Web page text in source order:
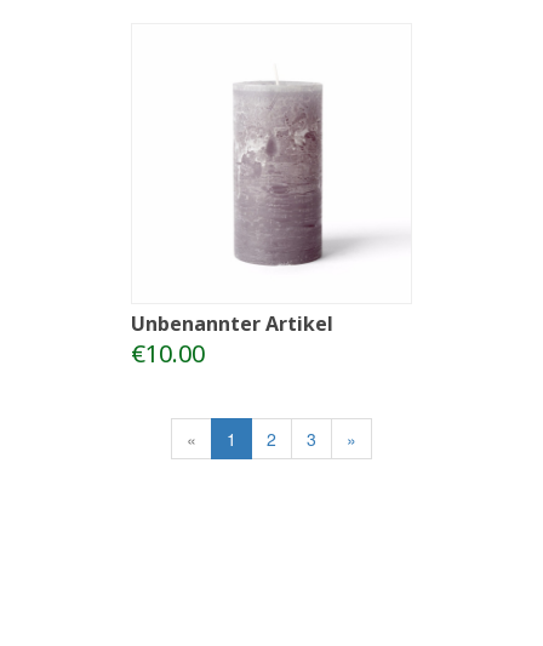
Unbenannter Artikel
€10.00
« 1 2 3 »